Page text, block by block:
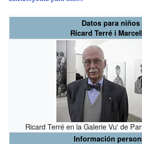
Datos para niños
Ricard Terré i
Ricard Terré en la Galerie Vu' de
Información